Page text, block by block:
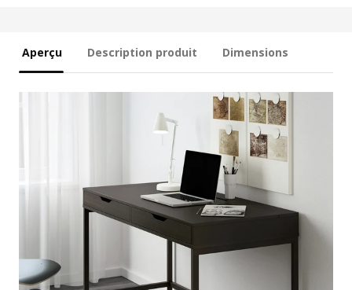
Aperçu Description produit Dimensions